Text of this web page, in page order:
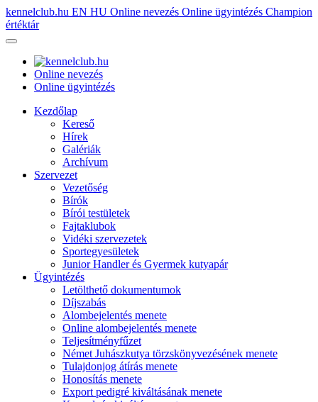
kennelclub.hu EN HU Online nevezés Online ügyintézés Champion
értéktár
Online nevezés
Online ügyintézés
Kezdőlap
Kereső
Hírek
Galériák
Archívum
Szervezet
Vezetőség
Bírók
Bírói testületek
Fajtaklubok
Vidéki szervezetek
Sportegyesületek
Junior Handler és Gyermek kutyapár
Ügyintézés
Letölthető dokumentumok
Díjszabás
Alombejelentés menete
Online alombejelentés menete
Teljesítményfűzet
Német Juhászkutya törzskönyvezésének menete
Tulajdonjog átírás menete
Honosítás menete
Export pedigré kiváltásának menete